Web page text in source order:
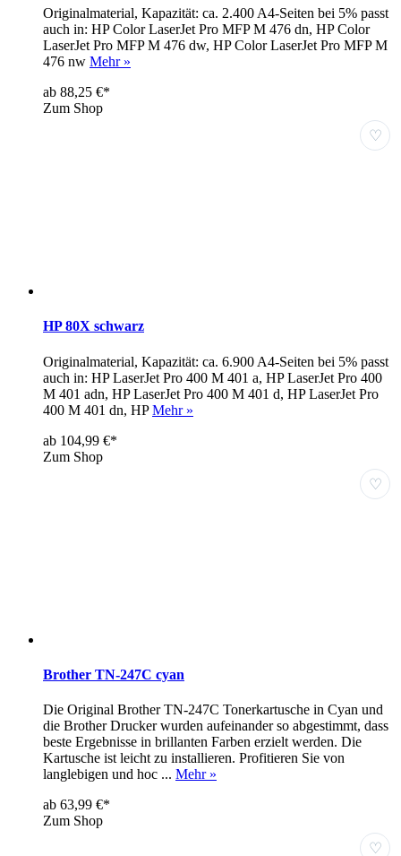
Originalmaterial, Kapazität: ca. 2.400 A4-Seiten bei 5% passt
auch in: HP Color LaserJet Pro MFP M 476 dn, HP Color
LaserJet Pro MFP M 476 dw, HP Color LaserJet Pro MFP M
476 nw Mehr »
ab 88,25 €*
Zum Shop
♡
HP 80X schwarz
Originalmaterial, Kapazität: ca. 6.900 A4-Seiten bei 5% passt
auch in: HP LaserJet Pro 400 M 401 a, HP LaserJet Pro 400
M 401 adn, HP LaserJet Pro 400 M 401 d, HP LaserJet Pro
400 M 401 dn, HPMehr »
ab 104,99 €*
Zum Shop
♡
Brother TN-247C cyan
Die Original Brother TN-247C Tonerkartusche in Cyan und
die Brother Drucker wurden aufeinander so abgestimmt, dass
beste Ergebnisse in brillanten Farben erzielt werden. Die
Kartusche ist leicht zu installieren. Profitieren Sie von
langlebigen und hoc ... Mehr »
ab 63,99 €*
Zum Shop
♡